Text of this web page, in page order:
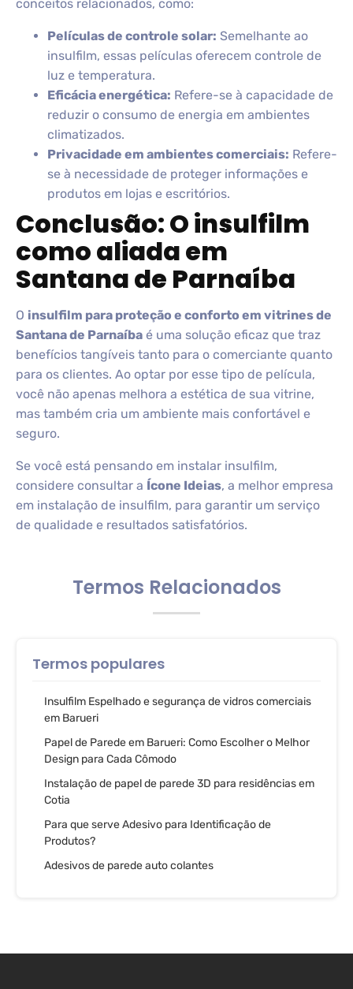
conceitos relacionados, como:
Películas de controle solar: Semelhante ao
insulfilm, essas películas oferecem controle de
luz e temperatura.
Eficácia energética: Refere-se à capacidade de
reduzir o consumo de energia em ambientes
climatizados.
Privacidade em ambientes comerciais: Refere-
se à necessidade de proteger informações e
produtos em lojas e escritórios.
Conclusão: O insulfilm
como aliada em
Santana de Parnaíba
O insulfilm para proteção e conforto em vitrines de
Santana de Parnaíba é uma solução eficaz que traz
benefícios tangíveis tanto para o comerciante quanto
para os clientes. Ao optar por esse tipo de película,
você não apenas melhora a estética de sua vitrine,
mas também cria um ambiente mais confortável e
seguro.
Se você está pensando em instalar insulfilm,
considere consultar a Ícone Ideias, a melhor empresa
em instalação de insulfilm, para garantir um serviço
de qualidade e resultados satisfatórios.
Termos Relacionados
Termos populares
Insulfilm Espelhado e segurança de vidros comerciais
em Barueri
Papel de Parede em Barueri: Como Escolher o Melhor
Design para Cada Cômodo
Instalação de papel de parede 3D para residências em
Cotia
Para que serve Adesivo para Identificação de
Produtos?
Adesivos de parede auto colantes